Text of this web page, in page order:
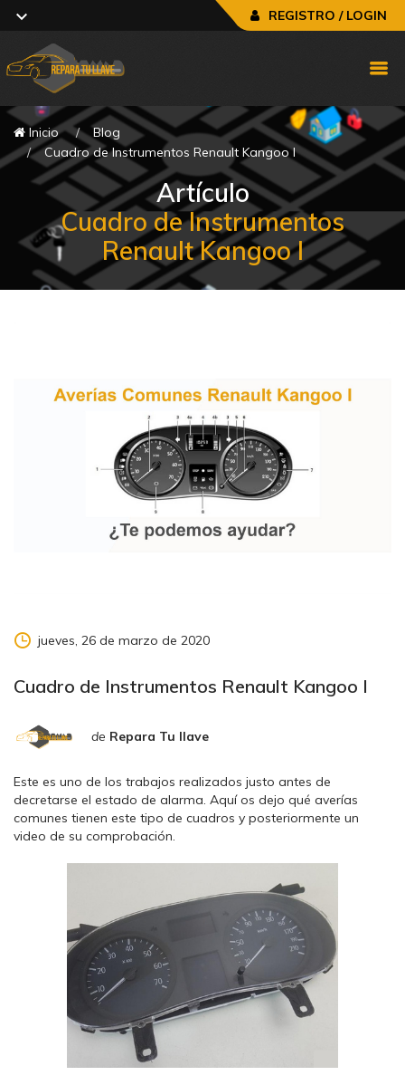
REGISTRO / LOGIN
Inicio
Blog
Cuadro de Instrumentos Renault Kangoo I
Artículo
Cuadro de Instrumentos
Renault Kangoo I
jueves, 26 de marzo de 2020
Cuadro de Instrumentos Renault Kangoo I
de Repara Tu llave
Este es uno de los trabajos realizados justo antes de
decretarse el estado de alarma. Aquí os dejo qué averías
comunes tienen este tipo de cuadros y posteriormente un
video de su comprobación.